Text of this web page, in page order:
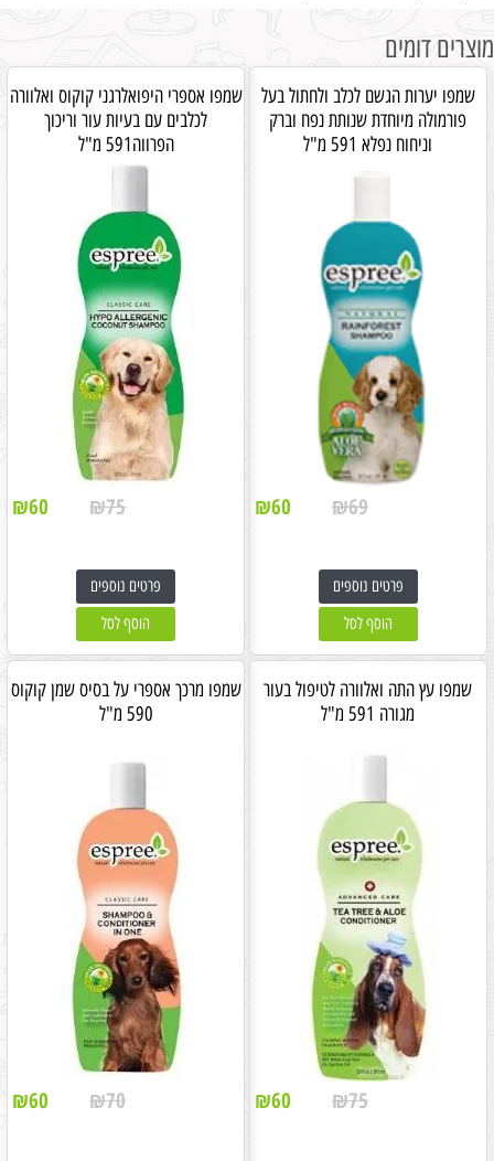
מוצרים דומים
שמפו יערות הגשם לכלב ולחתול בעל
פורמולה מיוחדת שנותת נפח וברק
וניחוח נפלא 591 מ"ל
₪69
₪60
פרטים נוספים
הוסף לסל
שמפו אספרי היפואלרגני קוקוס ואלוורה
לכלבים עם בעיות עור וריכוך
הפרווה591 מ"ל
₪75
₪60
פרטים נוספים
הוסף לסל
שמפו עץ התה ואלוורה לטיפול בעור
מגורה 591 מ"ל
₪75
₪60
שמפו מרכך אספרי על בסיס שמן קוקוס
590 מ"ל
₪70
₪60